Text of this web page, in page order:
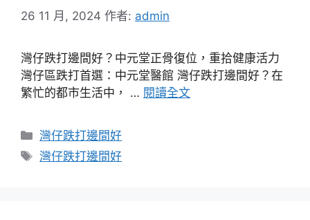
26 11 月, 2024 作者: admin
灣仔跌打邊間好？中元堂正骨復位，重拾健康活力
灣仔區跌打首選：中元堂醫館 灣仔跌打邊間好？在
繁忙的都市生活中， … 閱讀全文
分
類
灣仔跌打邊間好
標
灣仔跌打邊間好